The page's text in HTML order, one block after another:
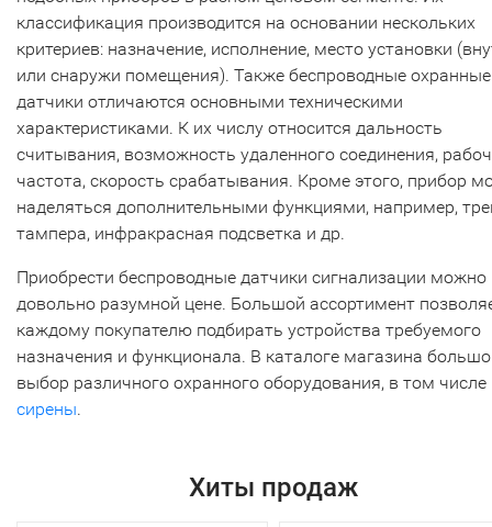
классификация производится на основании нескольких
критериев: назначение, исполнение, место установки
или снаружи помещения). Также беспроводные охранные
датчики отличаются основными техническими
характеристиками. К их числу относится дальность
считывания, возможность удаленного соединения,
частота, скорость срабатывания. Кроме этого, прибор
наделяться дополнительными функциями, например,
тампера, инфракрасная подсветка и др.
Приобрести беспроводные датчики сигнализации можно
довольно разумной цене. Большой ассортимент
каждому покупателю подбирать устройства требуемого
назначения и функционала. В каталоге магазина
выбор различного охранного оборудования, в том числе
сирены.
Хиты продаж